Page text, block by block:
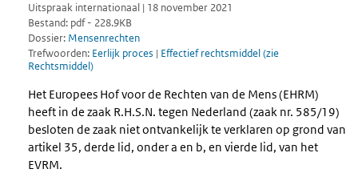
Uitspraak internationaal | 18 november 2021
Bestand: pdf - 228.9KB
Dossier: Mensenrechten
Trefwoorden: Eerlijk proces | Effectief rechtsmiddel (zie
Rechtsmiddel)
Het Europees Hof voor de Rechten van de Mens (EHRM)
heeft in de zaak R.H.S.N. tegen Nederland (zaak nr. 585/19)
besloten de zaak niet ontvankelijk te verklaren op grond van
artikel 35, derde lid, onder a en b, en vierde lid, van het
EVRM.